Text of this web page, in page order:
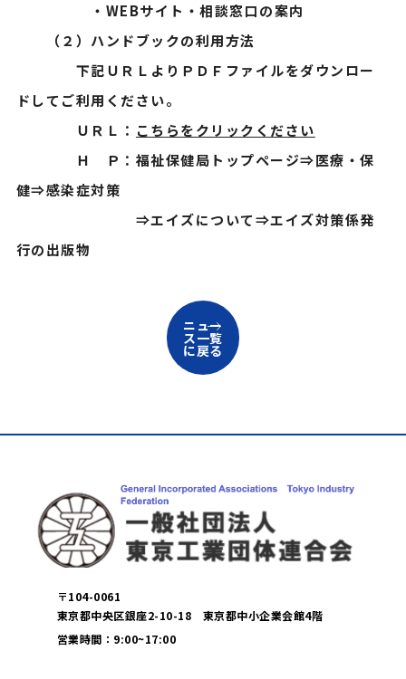
・WEBサイト・相談窓口の案内
（２）ハンドブックの利用方法
下記ＵＲＬよりＰＤＦファイルをダウンロー
ドしてご利用ください。
ＵＲＬ： こちらをクリックください
Ｈ Ｐ：福祉保健局トップページ⇒医療・保
健⇒感染症対策
⇒エイズについて⇒エイズ対策係発
行の出版物
ニュー
ス一覧
に戻る
〒104-0061
東京都中央区銀座2-10-18 東京都中小企業会館4階
営業時間：9:00~17:00